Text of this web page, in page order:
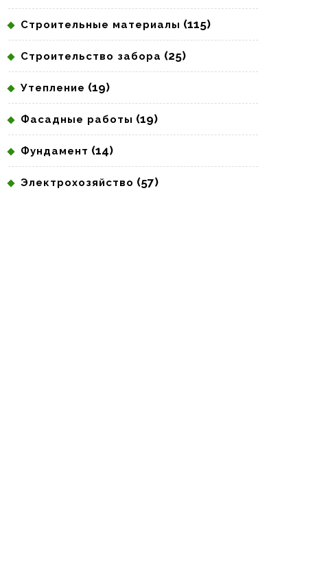
Строительные материалы (115)
Строительство забора (25)
Утепление (19)
Фасадные работы (19)
Фундамент (14)
Электрохозяйство (57)